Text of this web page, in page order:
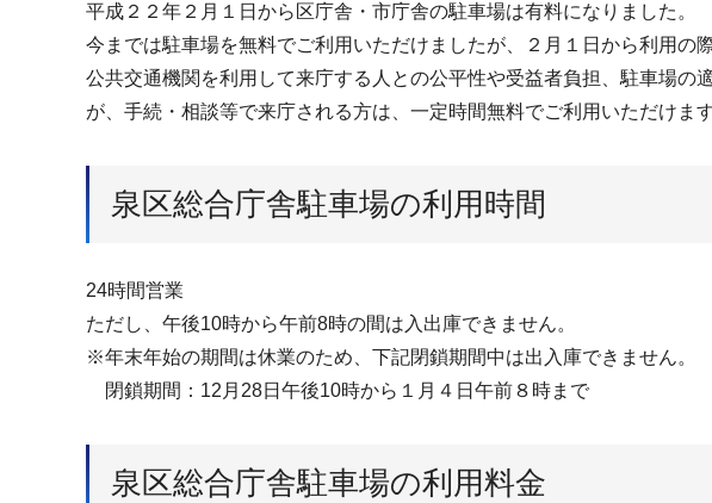
平成２２年２月１日から区庁舎・市庁舎の駐車場は有料になりました。
今までは駐車場を無料でご利用いただけましたが、２月１日から利用の
公共交通機関を利用して来庁する人との公平性や受益者負担、駐車場
が、手続・相談等で来庁される方は、一定時間無料でご利用いただけます
泉区総合庁舎駐車場の利用時間
24時間営業
ただし、午後10時から午前8時の間は入出庫できません。
※年末年始の期間は休業のため、下記閉鎖期間中は出入庫できません。
閉鎖期間：12月28日午後10時から１月４日午前８時まで
泉区総合庁舎駐車場の利用料金